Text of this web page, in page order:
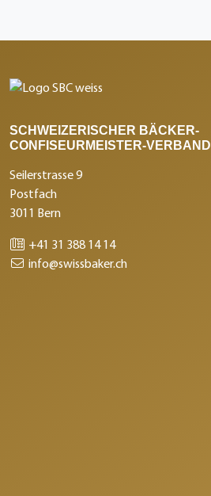
SCHWEIZERISCHER BÄCKER-
CONFISEURMEISTER-VERBAND
Seilerstrasse 9
Postfach
3011 Bern
+41 31 388 14 14
info@swissbaker.ch